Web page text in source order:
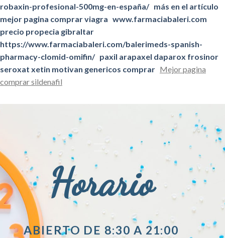
robaxin-profesional-500mg-en-españa/ más en el artículo
mejor pagina comprar viagra www.farmaciabaleri.com
precio propecia gibraltar
https://www.farmaciabaleri.com/balerimeds-spanish-
pharmacy-clomid-omifin/ paxil arapaxel daparox frosinor
seroxat xetin motivan genericos comprar Mejor pagina
comprar sildenafil
Horario
ABIERTO DE 8:30 A 21:00